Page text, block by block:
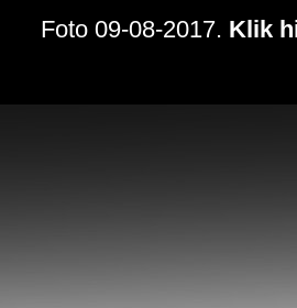
Foto 09-08-2017. Klik